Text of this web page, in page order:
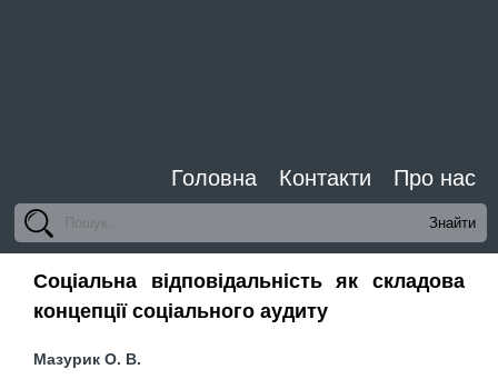
Головна Контакти Про нас
Соціальна відповідальність як складова
концепції соціального аудиту
Мазурик О. В.